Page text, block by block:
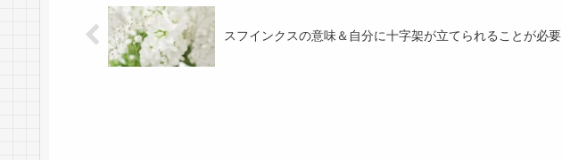
スフインクスの意味＆自分に十字架が立てられることが必要